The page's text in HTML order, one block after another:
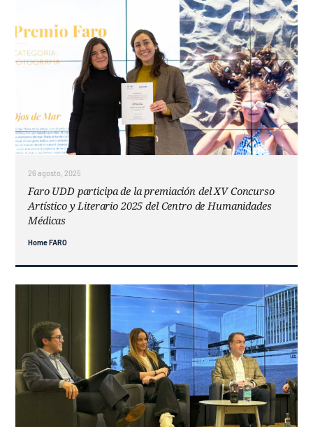
26 agosto, 2025
Faro UDD participa de la premiación del XV Concurso
Artístico y Literario 2025 del Centro de Humanidades
Médicas
Home FARO